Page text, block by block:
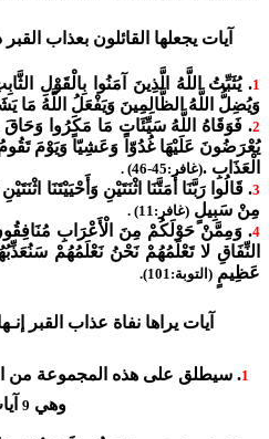
آيات يجعلها القائلون بعذاب
1. يُثَبِّتُ اللَّهُ الَّذِينَ آمَنُوا بِالْقَوْلِ
وَيُضِلُّ اللَّهُ الظَّالِمِينَ وَيَفْعَلُ اللَّهُ مَا
2. فَوَقَاهُ اللَّهُ سَيِّئَاتِ مَا مَكَرُوا
يُعْرَضُونَ عَلَيْهَا غُدُوّاً وَعَشِيّاً وَيَوْمَ
الْعَذَابِ .(غافر:45-46) .
3. قَالُوا رَبَّنَا أَمَتَّنَا اثْنَتَيْنِ وَأَحْيَيْتَنَا
مِنْ سَبِيلٍ (غافر:11) .
4. وَمِمَّنْ حَوْلَكُمْ مِنَ الْأَعْرَابِ
النِّفَاقِ لا تَعْلَمُهُمْ نَحْنُ نَعْلَمُهُمْ
عَظِيمٍ (التوبة:101).
آيات يراها نفاة عذاب القبر
1. سيطلق على هذه المجموعة من
وهي 9